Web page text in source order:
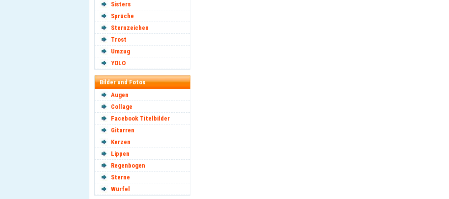
Sisters
Sprüche
Sternzeichen
Trost
Umzug
YOLO
Bilder und Fotos
Augen
Collage
Facebook Titelbilder
Gitarren
Kerzen
Lippen
Regenbogen
Sterne
Würfel